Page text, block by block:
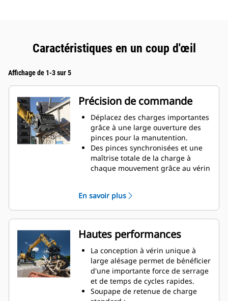
Caractéristiques en un coup d'œil
Affichage de 1-3 sur 5
Précision de commande
Déplacez des charges importantes
grâce à une large ouverture des
pinces pour la manutention.
Des pinces synchronisées et une
maîtrise totale de la charge à
chaque mouvement grâce au vérin
charges importantes ou
récupérez, triez et placez des
matériaux de petite taille grâce à
des butées anti-chevauchement
pour le contact des mâchoires
bord à bord et évitez ainsi le
chevauchement.
Filtrez la saleté et tout matériau fin
grâce à des pinces à claire-voie et
perforées, qui offrent aussi au
En savoir plus
Hautes performances
La conception à vérin unique à
large alésage permet de bénéficier
d'une importante force de serrage
et de temps de cycles rapides.
Soupape de retenue de charge